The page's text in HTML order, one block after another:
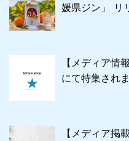
媛県ジン」 リ
【メディア情
にて特集され
【メディア掲